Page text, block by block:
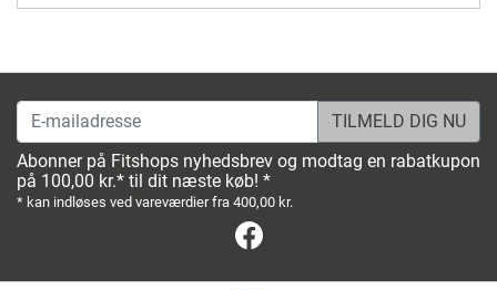
E-mailadresse
Abonner på Fitshops nyhedsbrev og modtag en rabatkupon
på 100,00 kr.* til dit næste køb! *
* kan indløses ved vareværdier fra 400,00 kr.